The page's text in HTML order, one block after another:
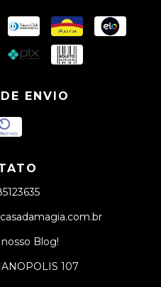
ENVIO
Blog!
107